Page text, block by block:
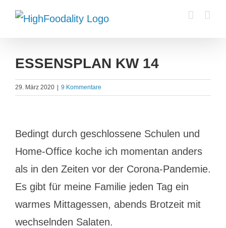
Zum
Inhalt
ESSENSPLAN KW 14
29. März 2020 9 Kommentare
grösseres
Bild
Bedingt durch geschlossene Schulen und
Home-Office koche ich momentan anders
als in den Zeiten vor der Corona-Pandemie.
Es gibt für meine Familie jeden Tag ein
warmes Mittagessen, abends Brotzeit mit
wechselnden Salaten.